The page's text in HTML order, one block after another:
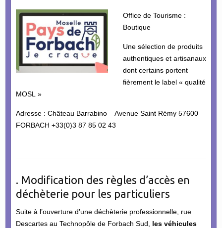
Office de Tourisme :
Boutique
Une sélection de produits
authentiques et artisanaux
dont certains portent
fièrement le label « qualité
MOSL »
Adresse : Château Barrabino – Avenue Saint Rémy 57600
FORBACH +33(0)3 87 85 02 43
. Modification des règles d’accès en
déchèterie pour les particuliers
Suite à l’ouverture d’une déchèterie professionnelle, rue
Descartes au Technopôle de Forbach Sud,
les véhicules